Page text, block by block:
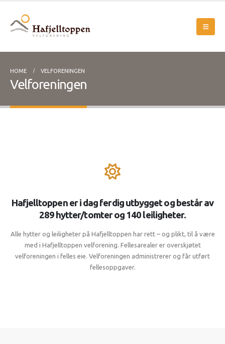
HOME VELFORENINGEN
Velforeningen
Hafjelltoppen er i dag ferdig utbygget og består av
289 hytter/tomter og 140 leiligheter.
Alle hytter og leiligheter på Hafjelltoppen har rett – og plikt, til å være
med i Hafjelltoppen velforening. Fellesarealer er overskjøtet
velforeningen i felles eie. Velforeningen administrerer og får utført
fellesoppgaver.